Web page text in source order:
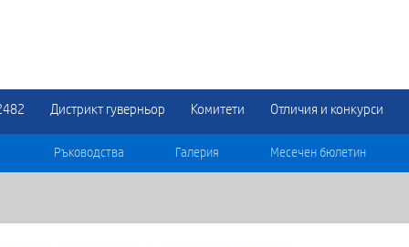
Дистрикт гуверньор Комитети Отличия и конкурси
Ръководства Галерия Месечен бюлетин